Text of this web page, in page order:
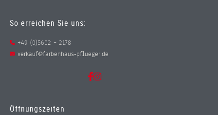
So erreichen Sie uns:
+49 (0)5602 – 2178
verkauf@farbenhaus-pflueger.de
Öffnungszeiten